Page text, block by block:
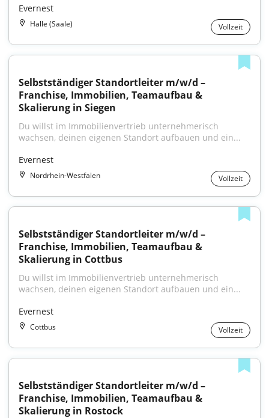
Evernest
Halle (Saale) Vollzeit
Selbstständiger Standortleiter m/w/d –
Franchise, Immobilien, Teamaufbau &
Skalierung in Siegen
Du willst im Immobilienvertrieb unternehmerisch
wachsen, deinen eigenen Standort aufbauen und ein...
Evernest
Nordrhein-Westfalen Vollzeit
Selbstständiger Standortleiter m/w/d –
Franchise, Immobilien, Teamaufbau &
Skalierung in Cottbus
Du willst im Immobilienvertrieb unternehmerisch
wachsen, deinen eigenen Standort aufbauen und ein...
Evernest
Cottbus Vollzeit
Selbstständiger Standortleiter m/w/d –
Franchise, Immobilien, Teamaufbau &
Skalierung in Rostock